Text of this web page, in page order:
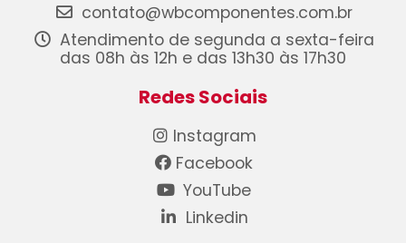
contato@wbcomponentes.com.br
Atendimento de segunda a sexta-feira
das 08h às 12h e das 13h30 às 17h30
Redes Sociais
Instagram
Facebook
YouTube
Linkedin